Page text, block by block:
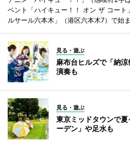
ベント「ハイキュー！！ オン ザ コー
ルサール六本木」（港区六本木7）で始ま
見る・遊ぶ
麻布台ヒルズで「納
演奏も
見る・遊ぶ
東京ミッドタウンで
ーデン」や足水も